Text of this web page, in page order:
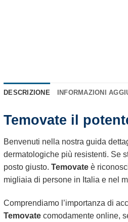
DESCRIZIONE INFORMAZIONI
Temovate il
Benvenuti nella nostra guida
dermatologiche più resistenti. Se
posto giusto. Temovate è
migliaia di persone in Italia e nel
Comprendiamo l’importanza di
Temovate comodamente online,